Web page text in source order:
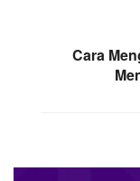
Cara